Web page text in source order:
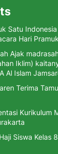
Satu
Hari
Ajak
Iklim)
Al Islam
Terima
Kurikulum
Siswa Kelas